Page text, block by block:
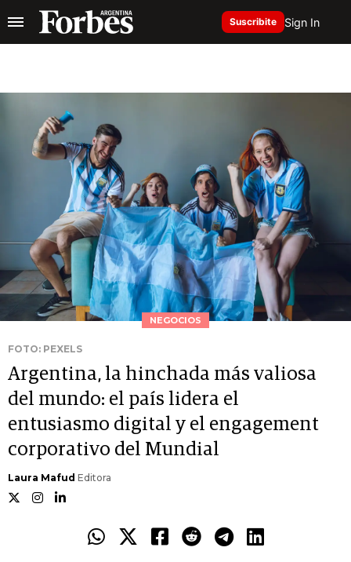
Suscribite Sign In
NEGOCIOS
FOTO: PEXELS
Argentina, la hinchada más valiosa
del mundo: el país lidera el
entusiasmo digital y el engagement
corporativo del Mundial
Laura Mafud Editora